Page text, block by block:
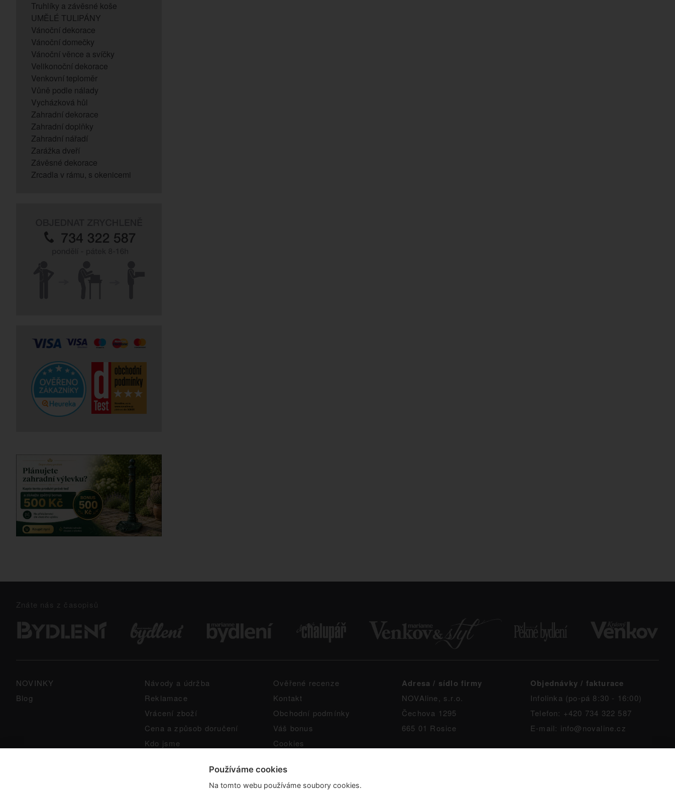
Truhlíky a závěsné koše
UMĚLÉ TULIPÁNY
Vánoční dekorace
Vánoční domečky
Vánoční věnce a svíčky
Velikonoční dekorace
Venkovní teploměr
Vůně podle nálady
Vycházková hůl
Zahradní dekorace
Zahradní doplňky
Zahradní nářadí
Zarážka dveří
Závěsné dekorace
Zrcadla v rámu, s okenicemi
Znáte nás z časopisů
NOVINKY
Blog
Návody a údržba
Reklamace
Vrácení zboží
Cena a způsob doručení
Kdo jsme
Ověřené recenze
Kontakt
Obchodní podmínky
Váš bonus
Cookies
Adresa / sídlo firmy
NOVAline, s.r.o.
Čechova 1295
665 01 Rosice
Objednávky / fakturace
Infolinka (po-pá 8:30 - 16:00)
Telefon: +420 734 322 587
E-mail: info@novaline.cz
Používáme cookies
Na tomto webu používáme soubory cookies.